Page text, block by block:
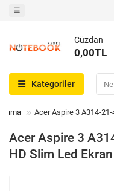
Cüzdan
0,00TL
Kategoriler
Acer Aspire 3 A314-21-
Acer Aspire 3
HD Slim Led